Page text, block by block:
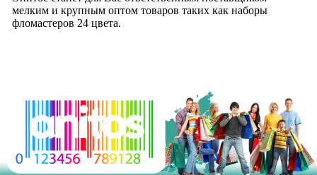
мелким и крупным оптом товаров таких как наборы
фломастеров 24 цвета.